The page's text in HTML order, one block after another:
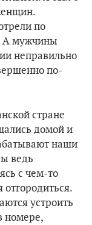
по
А мужчины
неправильно
по-
стране
домой и
наши
ведь
с чем-то
устроить
номере,